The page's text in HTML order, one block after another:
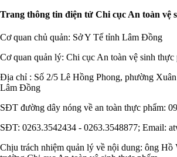
Trang thông tin điện tử Chi cục An toàn vệ
Cơ quan chủ quản: Sở Y Tế tỉnh Lâm Đồng
Cơ quan quản lý: Chi cục An toàn vệ sinh
Địa chỉ : Số 2/5 Lê Hồng Phong, phường
Lâm Đồng
SĐT đường dây nóng về an toàn thực phẩm:
SĐT: 0263.3542434 - 0263.3548877; Email:
Chịu trách nhiệm quản lý về nội dung: ông Hồ